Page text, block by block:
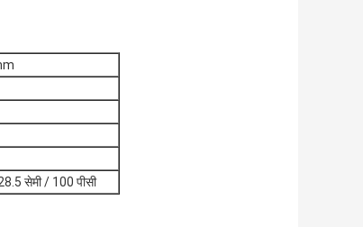
सेमी / 100 पीसी